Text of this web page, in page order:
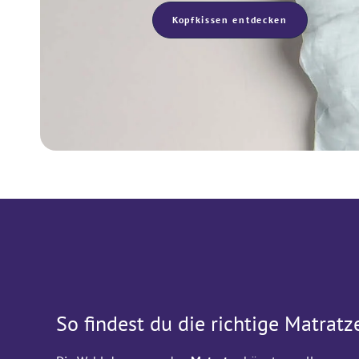
Kopfkissen entdecken
So findest du die richtige